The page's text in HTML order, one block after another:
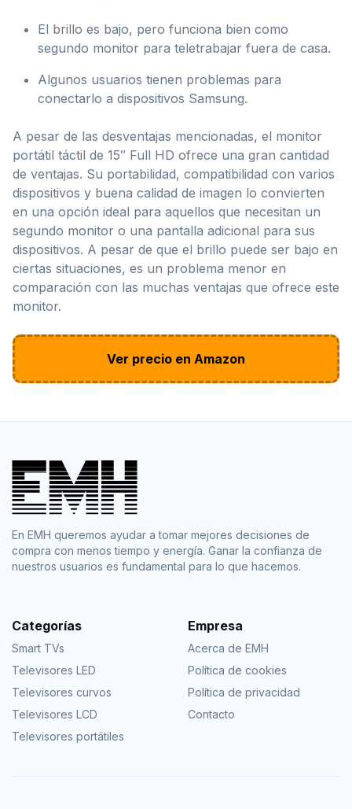
El brillo es bajo, pero funciona bien como
segundo monitor para teletrabajar fuera de casa.
Algunos usuarios tienen problemas para
conectarlo a dispositivos Samsung.
A pesar de las desventajas mencionadas, el monitor
portátil táctil de 15″ Full HD ofrece una gran cantidad
de ventajas. Su portabilidad, compatibilidad con varios
dispositivos y buena calidad de imagen lo convierten
en una opción ideal para aquellos que necesitan un
segundo monitor o una pantalla adicional para sus
dispositivos. A pesar de que el brillo puede ser bajo en
ciertas situaciones, es un problema menor en
comparación con las muchas ventajas que ofrece este
monitor.
Ver precio en Amazon
En EMH queremos ayudar a tomar mejores decisiones de
compra con menos tiempo y energía. Ganar la confianza de
nuestros usuarios es fundamental para lo que hacemos.
Categorías
Smart TVs
Televisores LED
Televisores curvos
Televisores LCD
Televisores portátiles
Empresa
Acerca de EMH
Política de cookies
Política de privacidad
Contacto